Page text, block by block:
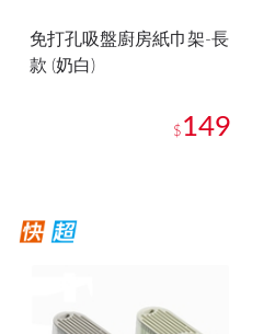
免打孔吸盤廚房紙巾架-長
款 (奶白)
$ 149